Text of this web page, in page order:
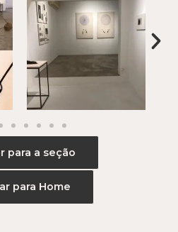
para a seção
para Home